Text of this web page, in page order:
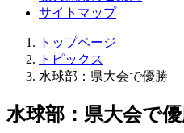
サイトマップ
トップページ
トピックス
水球部：県大会で優勝
水球部：県大会で